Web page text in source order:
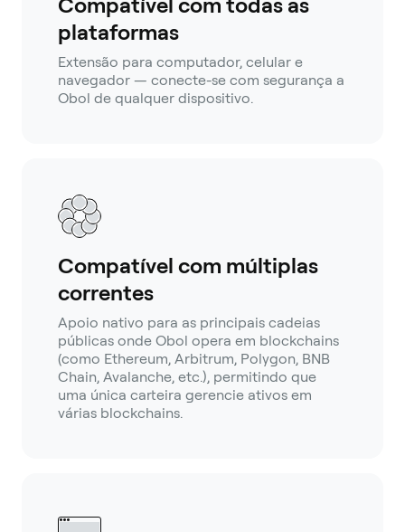
plataformas
Extensão para computador, celular e
navegador — conecte-se com segurança a
Obol de qualquer dispositivo.
Compatível com múltiplas
correntes
Apoio nativo para as principais cadeias
públicas onde Obol opera em blockchains
(como Ethereum, Arbitrum, Polygon, BNB
Chain, Avalanche, etc.), permitindo que
uma única carteira gerencie ativos em
várias blockchains.